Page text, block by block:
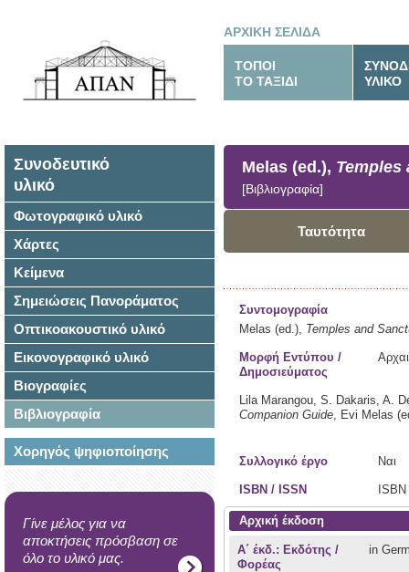
ΑΡΧΙΚΗ ΣΕΛΙΔΑ
ΤΟΠΟΙ
ΤΟ ΤΑΞΙΔΙ
ΥΛΙΚΟ
Συνοδευτικό
υλικό
Φωτογραφικό υλικό
Χάρτες
Κείμενα
Σημειώσεις Πανοράματος
Οπτικοακουστικό υλικό
Εικονογραφικό υλικό
Βιογραφίες
Βιβλιογραφία
Χορηγός ψηφιοποίησης
Γίνε μέλος για να
αποκτήσεις πρόσβαση σε
όλο το υλικό μας.
Melas (ed.), Temples
[Βιβλιογραφία]
Ταυτότητα
Συντομογραφία
Melas (ed.), Temples and
Μορφή Εντύπου /
Δημοσιεύματος
Lila Marangou, S. Dakaris, A.
Companion Guide, Evi Melas
Συλλογικό έργο Ναι
ISBN / ISSN ISBN
Αρχική έκδοση
Α΄ έκδ.: Εκδότης /
Φορέας
in